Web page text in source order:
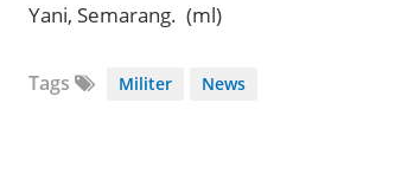
Yani, Semarang. (ml)
Tags Militer News